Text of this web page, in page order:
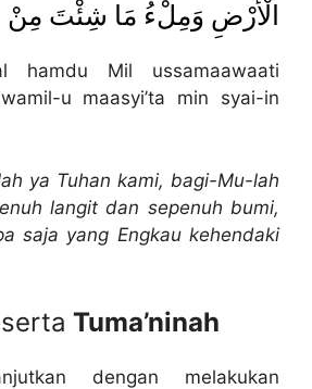
الْأَرْضِ وَمِلْءُ مَا شِئْتَ مِنْ
hamdu Mil ussamaawaati
u maasyi’ta min syai-in
ya Tuhan kami, bagi-Mu-lah
langit dan sepenuh bumi,
saja yang Engkau kehendaki
Tuma’ninah
dengan melakukan